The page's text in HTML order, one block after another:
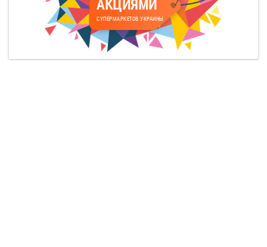
АКЦИЯМИ
СУПЕРМАРКЕТОВ УКРАИНЫ